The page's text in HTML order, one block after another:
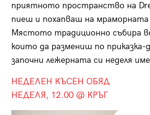
приятното пространство на
пиеш и похапваш на мраморната
Мястото традиционно събира
които да размениш по приказка-
започни лежерната си неделя
НЕДЕЛЕН КЪСЕН ОБЯД
НЕДЕЛЯ, 12.00 @ КРЪГ